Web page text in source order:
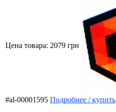
Цена товара: 2079 грн
#al-00001595 Подробнее / купить